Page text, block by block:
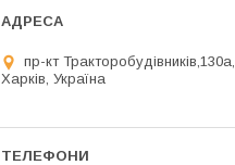
пр-кт Тракторобудівників,130а,
Харків, Україна